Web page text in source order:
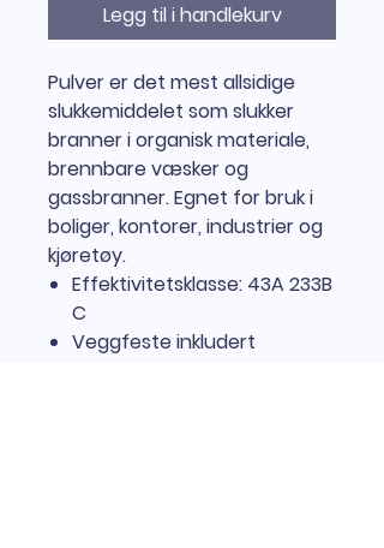
Legg til i handlekurv
Pulver er det mest allsidige
slukkemiddelet som slukker
branner i organisk materiale,
brennbare væsker og
gassbranner. Egnet for bruk i
boliger, kontorer, industrier og
kjøretøy.
Effektivitetsklasse: 43A 233B
C
Veggfeste inkludert